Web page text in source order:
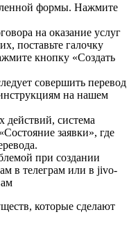
формы. Нажмите
на оказание услуг
поставьте галочку
кнопку «Создать
совершить перевод
на нашем
действий, система
заявки», где
при создании
в телеграм или в jivo-
которые сделают